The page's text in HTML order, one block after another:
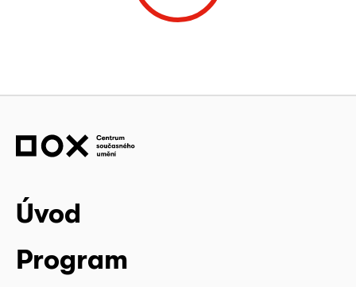
Úvod
Program